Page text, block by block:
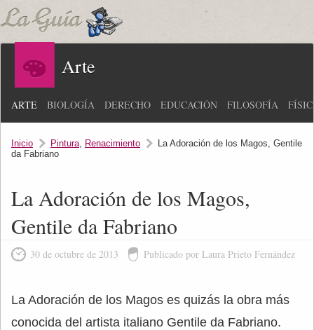
Arte
ARTE BIOLOGÍA DERECHO EDUCACIÓN FILOSOFÍA
Inicio Pintura, Renacimiento
La Adoración de los Magos, Gentile
da Fabriano
La Adoración de los Magos,
Gentile da Fabriano
30 de octubre de 2013 Publicado por Laura Prieto Fernández
La Adoración de los Magos es quizás la obra más
conocida del artista italiano Gentile da Fabriano.